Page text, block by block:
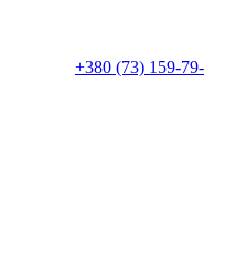
+380 (73) 159-79-